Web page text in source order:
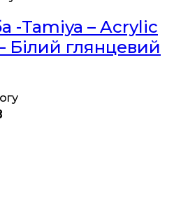
-Tamiya – Acrylic
Білий глянцевий